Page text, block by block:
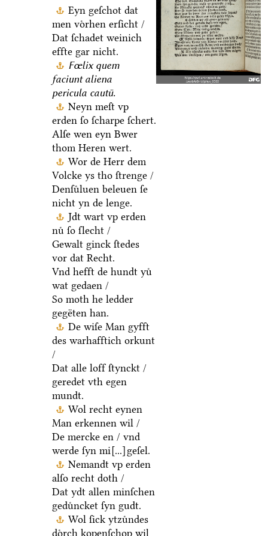
Eyn geſchot dat
men voͤrhen erſicht /
Dat ſchadet weinich
effte gar nicht.
Fœlix quem
faciunt aliena
pericula cautū.
Neyn meſt vp
erden ſo ſcharpe ſchert.
Alſe wen eyn Bwer
thom Heren wert.
Wor de Herr dem
Volcke ys tho ſtrenge /
Denſuͤluen beleuen ſe
nicht yn de lenge.
Jdt wart vp erden
nuͤ ſo ſlecht /
Gewalt ginck ſtedes
vor dat Recht.
Vnd hefft de hundt yuͤ
wat gedaen /
So moth he ledder
gegëten han.
De wiſe Man gyfft
des warhafftich orkunt
/
Dat alle loff ſtynckt /
geredet vth egen
mundt.
Wol recht eynen
Man erkennen wil /
De mercke en / vnd
werde ſyn mi [...] geſel.
Nemandt vp erden
alſo recht doth /
Dat ydt allen minſchen
geduͤncket ſyn gudt.
Wol ſick ytzuͤndes
doͤrch kopenſchop wil